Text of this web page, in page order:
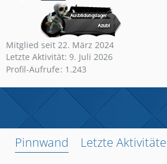
Mitglied seit 22. März 2024
Letzte Aktivität: 9. Juli 2026
Profil-Aufrufe 1.243
Pinnwand Letzte